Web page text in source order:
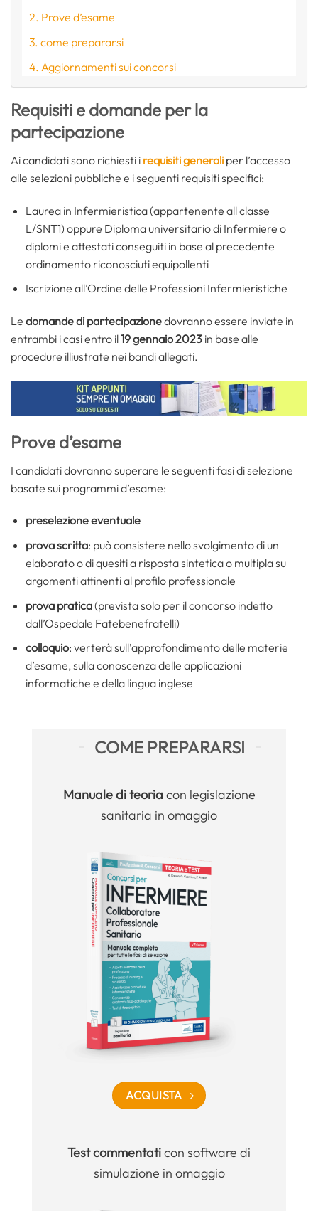
Prove d’esame
come prepararsi
Aggiornamenti sui concorsi
Requisiti e domande per la
partecipazione
Ai candidati sono richiesti i requisiti generali per l’accesso
alle selezioni pubbliche e i seguenti requisiti specifici:
Laurea in Infermieristica (appartenente all classe
L/SNT1) oppure Diploma universitario di Infermiere o
diplomi e attestati conseguiti in base al precedente
ordinamento riconosciuti equipollenti
Iscrizione all’Ordine delle Professioni Infermieristiche
Le domande di partecipazionedovranno essere inviate in
entrambi i casi entro il19 gennaio 2023 in base alle
procedure illiustrate nei bandi allegati.
Prove d’esame
I candidati dovranno superare le seguenti fasi di selezione
basate sui programmi d’esame:
preselezione eventuale
prova scritta: può consistere nello svolgimento di un
elaborato o di quesiti a risposta sintetica o multipla su
argomenti attinenti al profilo professionale
prova pratica(prevista solo per il concorso indetto
dall’Ospedale Fatebenefratelli)
colloquio: verterà sull’approfondimento delle materie
d’esame, sulla conoscenza delle applicazioni
informatiche e della lingua inglese
COME PREPARARSI
Manualedi teoria con legislazione
sanitaria in omaggio
ACQUISTA
Test commentaticon software di
simulazione in omaggio